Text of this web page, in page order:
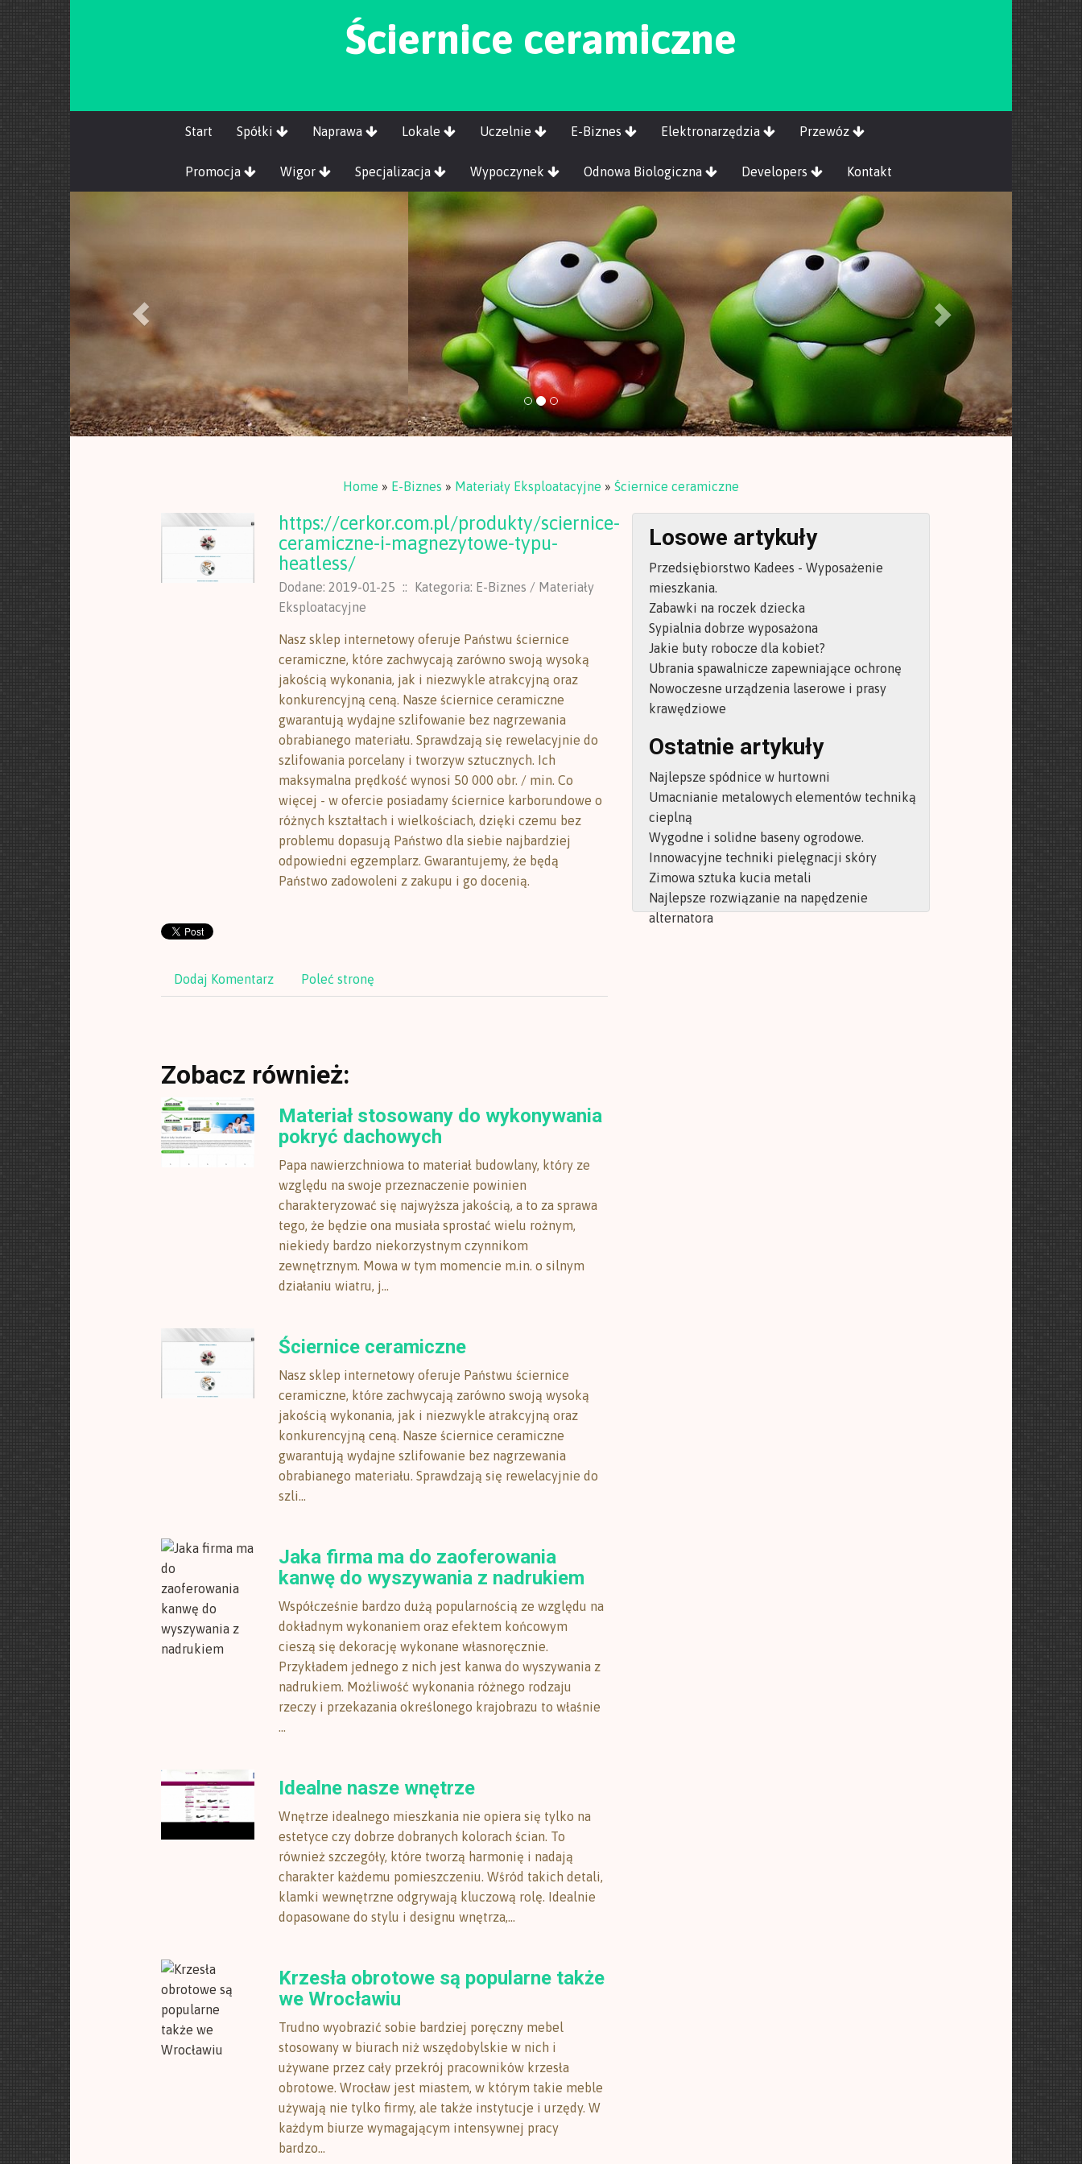
Ściernice ceramiczne
Start Spółki Naprawa Lokale Uczelnie E-Biznes Elektronarzędzia Przewóz
Promocja Wigor Specjalizacja Wypoczynek Odnowa Biologiczna Developers Kontakt
Home » E-Biznes » Materiały Eksploatacyjne » Ściernice ceramiczne
https://cerkor.com.pl/produkty/sciernice-
ceramiczne-i-magnezytowe-typu-
heatless/
Dodane: 2019-01-25 ::
Kategoria: E-Biznes / Materiały
Eksploatacyjne
Nasz sklep internetowy oferuje Państwu ściernice
ceramiczne, które zachwycają zarówno swoją wysoką
jakością wykonania, jak i niezwykle atrakcyjną oraz
konkurencyjną ceną. Nasze ściernice ceramiczne
gwarantują wydajne szlifowanie bez nagrzewania
obrabianego materiału. Sprawdzają się rewelacyjnie do
szlifowania porcelany i tworzyw sztucznych. Ich
maksymalna prędkość wynosi 50 000 obr. / min. Co
więcej - w ofercie posiadamy ściernice karborundowe o
różnych kształtach i wielkościach, dzięki czemu bez
problemu dopasują Państwo dla siebie najbardziej
odpowiedni egzemplarz. Gwarantujemy, że będą
Państwo zadowoleni z zakupu i go docenią.
Dodaj Komentarz Poleć stronę
Zobacz również:
Materiał stosowany do wykonywania
pokryć dachowych
Papa nawierzchniowa to materiał budowlany, który ze
względu na swoje przeznaczenie powinien
charakteryzować się najwyższa jakością, a to za sprawa
tego, że będzie ona musiała sprostać wielu rożnym,
niekiedy bardzo niekorzystnym czynnikom
zewnętrznym. Mowa w tym momencie m.in. o silnym
działaniu wiatru, j...
Ściernice ceramiczne
Nasz sklep internetowy oferuje Państwu ściernice
ceramiczne, które zachwycają zarówno swoją wysoką
jakością wykonania, jak i niezwykle atrakcyjną oraz
konkurencyjną ceną. Nasze ściernice ceramiczne
gwarantują wydajne szlifowanie bez nagrzewania
obrabianego materiału. Sprawdzają się rewelacyjnie do
szli...
Jaka firma ma do zaoferowania
kanwę do wyszywania z nadrukiem
Współcześnie bardzo dużą popularnością ze względu na
dokładnym wykonaniem oraz efektem końcowym
cieszą się dekorację wykonane własnoręcznie.
Przykładem jednego z nich jest kanwa do wyszywania z
nadrukiem. Możliwość wykonania różnego rodzaju
rzeczy i przekazania określonego krajobrazu to właśnie
...
Idealne nasze wnętrze
Wnętrze idealnego mieszkania nie opiera się tylko na
estetyce czy dobrze dobranych kolorach ścian. To
również szczegóły, które tworzą harmonię i nadają
charakter każdemu pomieszczeniu. Wśród takich detali,
klamki wewnętrzne odgrywają kluczową rolę. Idealnie
dopasowane do stylu i designu wnętrza,...
Krzesła obrotowe są popularne także
we Wrocławiu
Trudno wyobrazić sobie bardziej poręczny mebel
stosowany w biurach niż wszędobylskie w nich i
używane przez cały przekrój pracowników krzesła
obrotowe. Wrocław jest miastem, w którym takie meble
używają nie tylko firmy, ale także instytucje i urzędy. W
każdym biurze wymagającym intensywnej pracy
bardzo...
Losowe artykuły
Przedsiębiorstwo Kadees - Wyposażenie
mieszkania.
Zabawki na roczek dziecka
Sypialnia dobrze wyposażona
Jakie buty robocze dla kobiet?
Ubrania spawalnicze zapewniające ochronę
Nowoczesne urządzenia laserowe i prasy
krawędziowe
Ostatnie artykuły
Najlepsze spódnice w hurtowni
Umacnianie metalowych elementów techniką
cieplną
Wygodne i solidne baseny ogrodowe.
Innowacyjne techniki pielęgnacji skóry
Zimowa sztuka kucia metali
Najlepsze rozwiązanie na napędzenie
alternatora